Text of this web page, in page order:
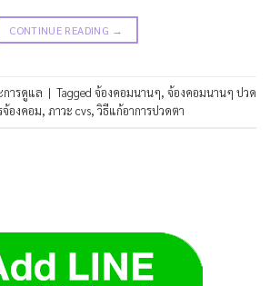
CONTINUE READING →
การดูแล | Tagged จ้องคอมนานๆ, จ้องคอมนานๆ ปวด
จ้องคอม, ภาวะ cvs,วิธีแก้อาการปวดตา